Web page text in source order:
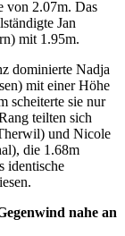
von 2.07m. Das
Jan
mit 1.95m.
dominierte Nadja
mit einer Höhe
scheiterte sie nur
teilten sich
und Nicole
die 1.68m
identische
nahe an